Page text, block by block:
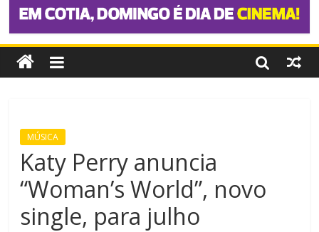
MÚSICA
Katy Perry anuncia
“Woman’s World”, novo
single, para julho